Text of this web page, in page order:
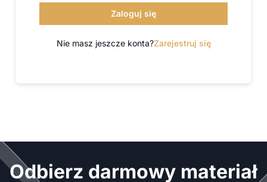
Zaloguj się
Nie masz jeszcze konta?Zarejestruj się
Odbierz darmowy materiał